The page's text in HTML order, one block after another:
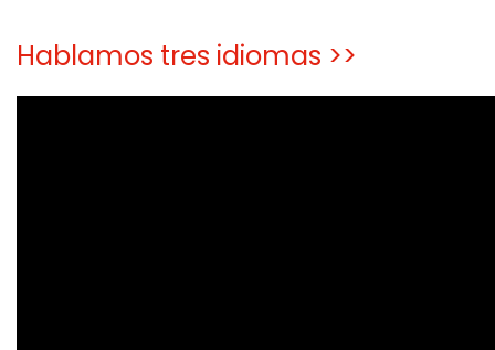
Hablamos tres idiomas >>